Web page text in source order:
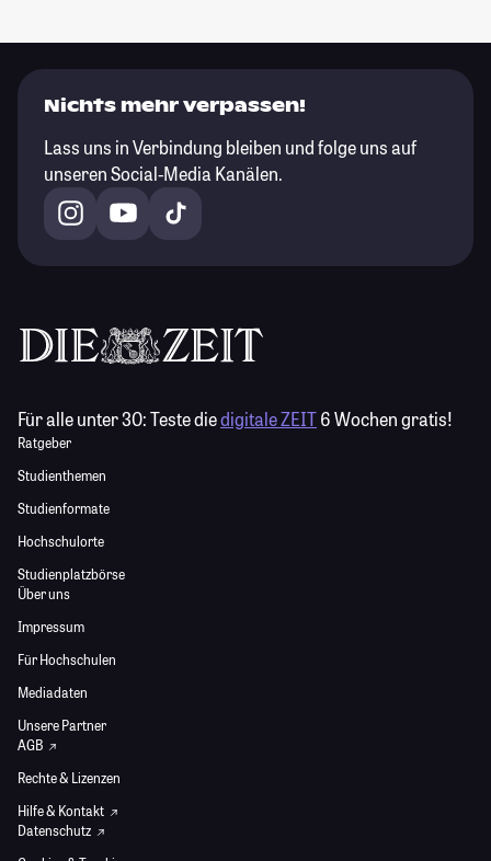
Nichts mehr verpassen!
Lass uns in Verbindung bleiben und folge uns auf
unseren Social-Media Kanälen.
Für alle unter 30:Teste diedigitale ZEIT6 Wochen gratis!
Ratgeber
Studienthemen
Studienformate
Hochschulorte
Studienplatzbörse
Über uns
Impressum
Für Hochschulen
Mediadaten
Unsere Partner
AGB
Rechte & Lizenzen
Hilfe & Kontakt
Datenschutz